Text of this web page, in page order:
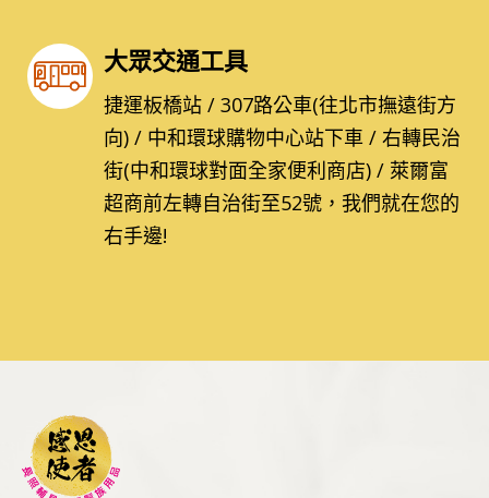
大眾交通工具
捷運板橋站 / 307路公車(往北市撫遠街方
向) / 中和環球購物中心站下車 / 右轉民治
街(中和環球對面全家便利商店) / 萊爾富
超商前左轉自治街至52號，我們就在您的
右手邊!